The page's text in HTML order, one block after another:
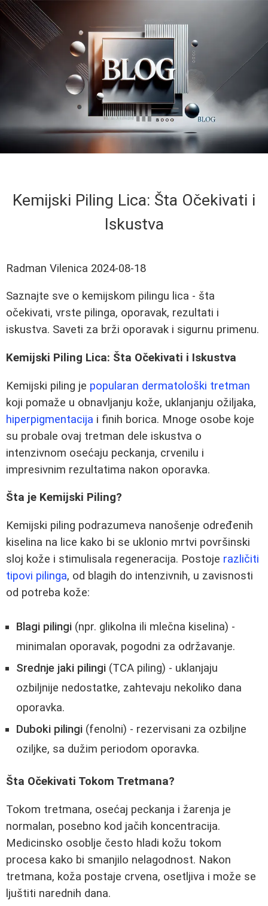
Kemijski Piling Lica: Šta Očekivati i
Iskustva
Radman Vilenica 2024-08-18
Saznajte sve o kemijskom pilingu lica - šta
očekivati, vrste pilinga, oporavak, rezultati i
iskustva. Saveti za brži oporavak i sigurnu primenu.
Kemijski Piling Lica: Šta Očekivati i Iskustva
Kemijski piling je popularan dermatološki tretman
koji pomaže u obnavljanju kože, uklanjanju ožiljaka,
hiperpigmentacija i finih borica. Mnoge osobe koje
su probale ovaj tretman dele iskustva o
intenzivnom osećaju peckanja, crvenilu i
impresivnim rezultatima nakon oporavka.
Šta je Kemijski Piling?
Kemijski piling podrazumeva nanošenje određenih
kiselina na lice kako bi se uklonio mrtvi površinski
sloj kože i stimulisala regeneracija. Postoje različiti
tipovi pilinga, od blagih do intenzivnih, u zavisnosti
od potreba kože:
Blagi pilingi (npr. glikolna ili mlečna kiselina) -
minimalan oporavak, pogodni za održavanje.
Srednje jaki pilingi (TCA piling) - uklanjaju
ozbiljnije nedostatke, zahtevaju nekoliko dana
oporavka.
Duboki pilingi (fenolni) - rezervisani za ozbiljne
oziljke, sa dužim periodom oporavka.
Šta Očekivati Tokom Tretmana?
Tokom tretmana, osećaj peckanja i žarenja je
normalan, posebno kod jačih koncentracija.
Medicinsko osoblje često hladi kožu tokom
procesa kako bi smanjilo nelagodnost. Nakon
tretmana, koža postaje crvena, osetljiva i može se
ljuštiti narednih dana.